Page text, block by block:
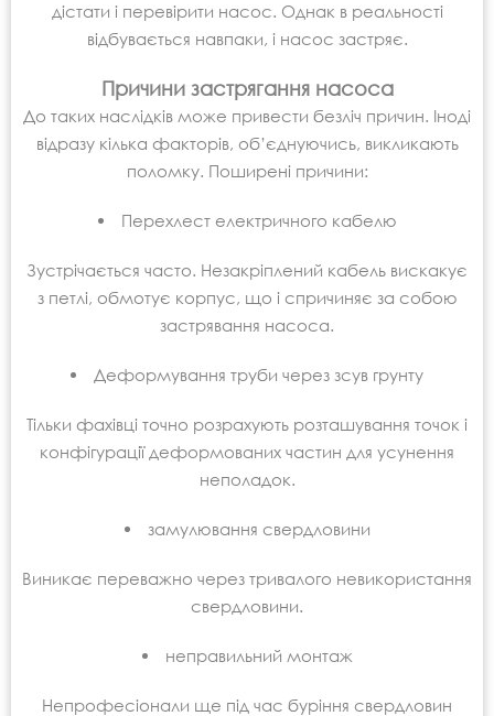
дістати і перевірити насос. Однак в реальності
відбувається навпаки, і насос застряє.
Причини застрягання насоса
До таких наслідків може привести безліч причин. Іноді
відразу кілька факторів, об’єднуючись, викликають
поломку. Поширені причини:
Перехлест електричного кабелю
Зустрічається часто. Незакріплений кабель вискакує
з петлі, обмотує корпус, що і спричиняє за собою
застрявання насоса.
Деформування труби через зсув грунту
Тільки фахівці точно розрахують розташування точок і
конфігурації деформованих частин для усунення
неполадок.
замулювання свердловини
Виникає переважно через тривалого невикористання
свердловини.
неправильний монтаж
Непрофесіонали ще під час буріння свердловин